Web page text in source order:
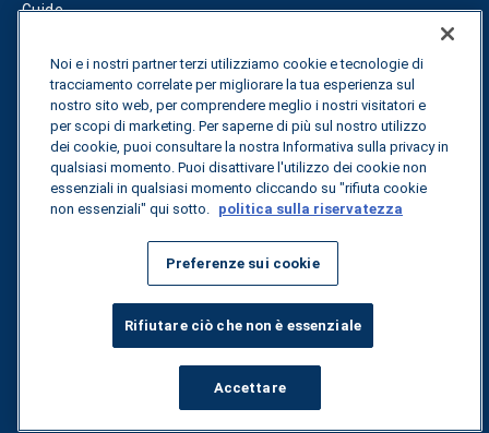
Guide
Fuel Savings Calculator
Calcolatore di ottimizzazione dei trasporti
Tracciamento delle tariffe
Contattateci
Tutti i diritti riservati. Informativa sulla privacy
Noi e i nostri partner terzi utilizziamo cookie e tecnologie di
tracciamento correlate per migliorare la tua esperienza sul
nostro sito web, per comprendere meglio i nostri visitatori e
per scopi di marketing. Per saperne di più sul nostro utilizzo
dei cookie, puoi consultare la nostra Informativa sulla privacy in
qualsiasi momento. Puoi disattivare l'utilizzo dei cookie non
essenziali in qualsiasi momento cliccando su "rifiuta cookie
non essenziali" qui sotto. politica sulla riservatezza
Preferenze sui cookie
Rifiutare ciò che non è essenziale
Accettare